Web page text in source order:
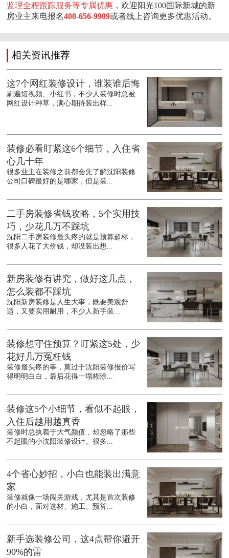
监理全程跟踪服务等专属优惠 ，欢迎阳光100国际新城的新
房业主来电报名400-656-9909或者线上咨询更多优惠活动。
相关资讯推荐
这7个网红装修设计，谁装谁后悔
刷遍短视频、小红书，不少人装修时总被
网红设计种草，满心期待装出样...
装修必看盯紧这6个细节，入住省
心几十年
很多业主在装修之前都会先了解沈阳装修
公司口碑最好的是哪家，但是装...
二手房装修省钱攻略，5个实用技
巧，少花几万不踩坑
沈阳二手房装修最头疼的就是预算超标，
很多人花了大价钱，却没装出想...
新房装修有讲究，做好这几点，
怎么装都不踩坑
沈阳新房装修是人生大事，既要美观舒
适，又要实用耐用，不少人新手装...
装修想守住预算？盯紧这5处，少
花好几万冤枉钱
装修最头疼的事，莫过于沈阳装修报价写
得明明白白，最后花得一塌糊涂...
装修这5个小细节，看似不起眼，
入住后越用越真香
装修时总执着于大气颜值，却忽略了那些
不起眼的小沈阳装修设计。很多...
4个省心妙招，小白也能装出满意
家
装修就像一场闯关游戏，尤其是首次装修
的小白，面对选材、施工、预算...
新手选装修公司，这4点帮你避开
90%的雷